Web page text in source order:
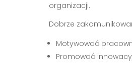
organizacji.
Dobrze
Motywować
Promować